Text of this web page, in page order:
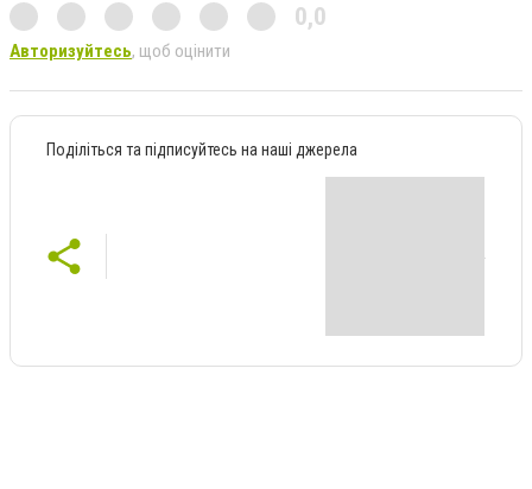
0,0
Авторизуйтесь, щоб оцінити
Поділіться та підписуйтесь на наші джерела